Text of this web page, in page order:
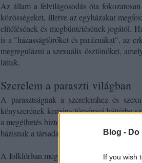
Blog -
If you wish
Az állam a felvilágosodás óta
közösségeket, illetve az egyházakat
elítélésének és megbüntetésének jogától.
is a "házasságtörőket és paráznákat", az
megregulázni a szexuális ösztönöket,
láttak.
Szerelem a paraszti világban
A parasztságnak a szerelemhez és
kényszerének kemény törvényei háttérbe
a megélhetés biztonságának rendeltek alá
bázisnak a társadalom alapköve, a család
A folklórban megőrzött szerelmi dalok, a